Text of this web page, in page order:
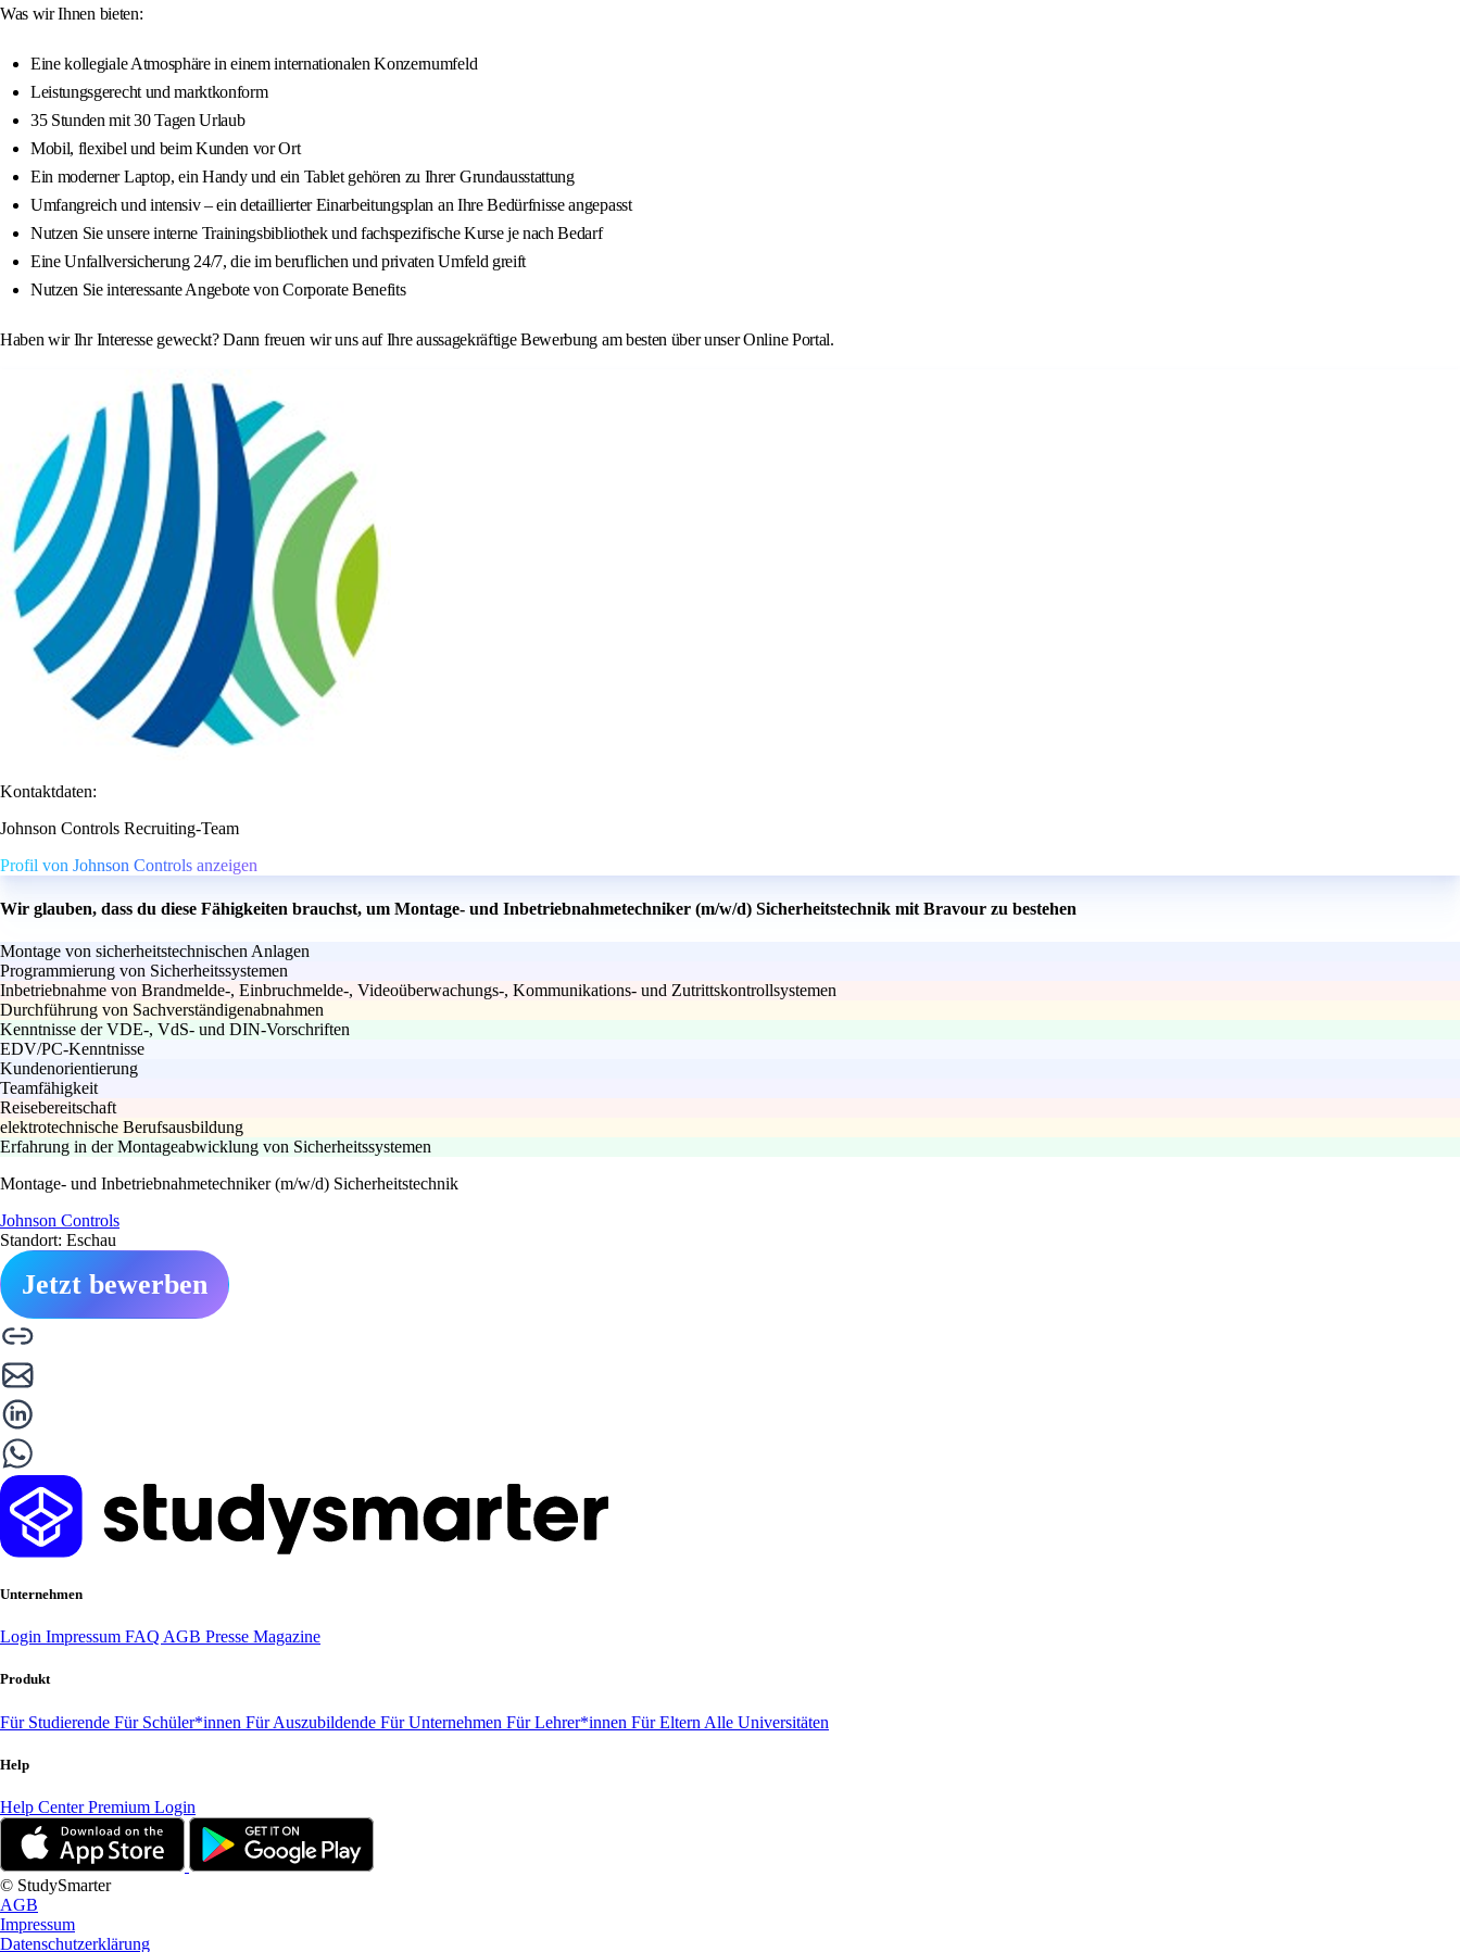
Was wir Ihnen bieten:
Eine kollegiale Atmosphäre in einem internationalen Konzernumfeld
Leistungsgerecht und marktkonform
35 Stunden mit 30 Tagen Urlaub
Mobil, flexibel und beim Kunden vor Ort
Ein moderner Laptop, ein Handy und ein Tablet gehören zu Ihrer Grundausstattung
Umfangreich und intensiv – ein detaillierter Einarbeitungsplan an Ihre Bedürfnisse angepasst
Nutzen Sie unsere interne Trainingsbibliothek und fachspezifische Kurse je nach Bedarf
Eine Unfallversicherung 24/7, die im beruflichen und privaten Umfeld greift
Nutzen Sie interessante Angebote von Corporate Benefits
Haben wir Ihr Interesse geweckt? Dann freuen wir uns auf Ihre aussagekräftige Bewerbung am besten über unser Online Portal.
Kontaktdaten:
Johnson Controls Recruiting-Team
Profil von Johnson Controls anzeigen
Wir glauben, dass du diese Fähigkeiten brauchst, um Montage- und Inbetriebnahmetechniker (m/w/d) Sicherheitstechnik mit Bravour zu bestehen
Montage von sicherheitstechnischen Anlagen
Programmierung von Sicherheitssystemen
Inbetriebnahme von Brandmelde-, Einbruchmelde-, Videoüberwachungs-, Kommunikations- und Zutrittskontrollsystemen
Durchführung von Sachverständigenabnahmen
Kenntnisse der VDE-, VdS- und DIN-Vorschriften
EDV/PC-Kenntnisse
Kundenorientierung
Teamfähigkeit
Reisebereitschaft
elektrotechnische Berufsausbildung
Erfahrung in der Montageabwicklung von Sicherheitssystemen
Montage- und Inbetriebnahmetechniker (m/w/d) Sicherheitstechnik
Johnson Controls
Standort: Eschau
Jetzt bewerben
Unternehmen
Login Impressum FAQ AGB Presse Magazine
Produkt
Für Studierende Für Schüler*innen Für Auszubildende Für Unternehmen Für Lehrer*innen Für Eltern Alle Universitäten
Help
Help CenterPremium Login
© StudySmarter
AGB
Impressum
Datenschutzerklärung